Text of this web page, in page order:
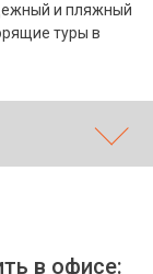
и пляжный
туры в
в офисе: